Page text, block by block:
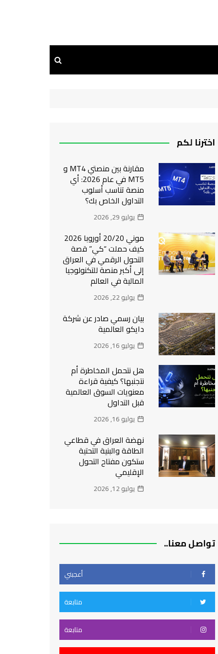
اخترنا لكم
مقارنة بين منصتي MT4 و
MT5 في عام 2026: أي
منصة تناسب أسلوب
التداول الخاص بك؟
يوليو 29, 2026
موني 20/20 أوروبا 2026
كيف حملت “كي” قصة
التحول الرقمي في العراق
إلى أكبر منصة للتكنولوجيا
المالية في العالم
يوليو 22, 2026
بيان رسمي صادر عن شركة
دايكو العالمية
يوليو 16, 2026
هل نتحمل المخاطرة أم
نتجنبها؟ كيفية قراءة
معنويات السوق العالمية
قبل التداول
يوليو 16, 2026
نهضة العراق في قطاعي
الطاقة والبنية التحتية
ستكون مفتاح التحول
الإقليمي
يوليو 12, 2026
تواصل معنا..
أعجبني
متابعة
متابعة